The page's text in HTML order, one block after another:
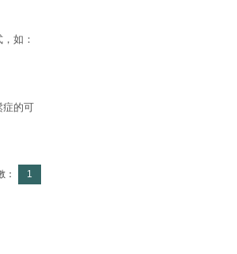
如：
症的可
： 1